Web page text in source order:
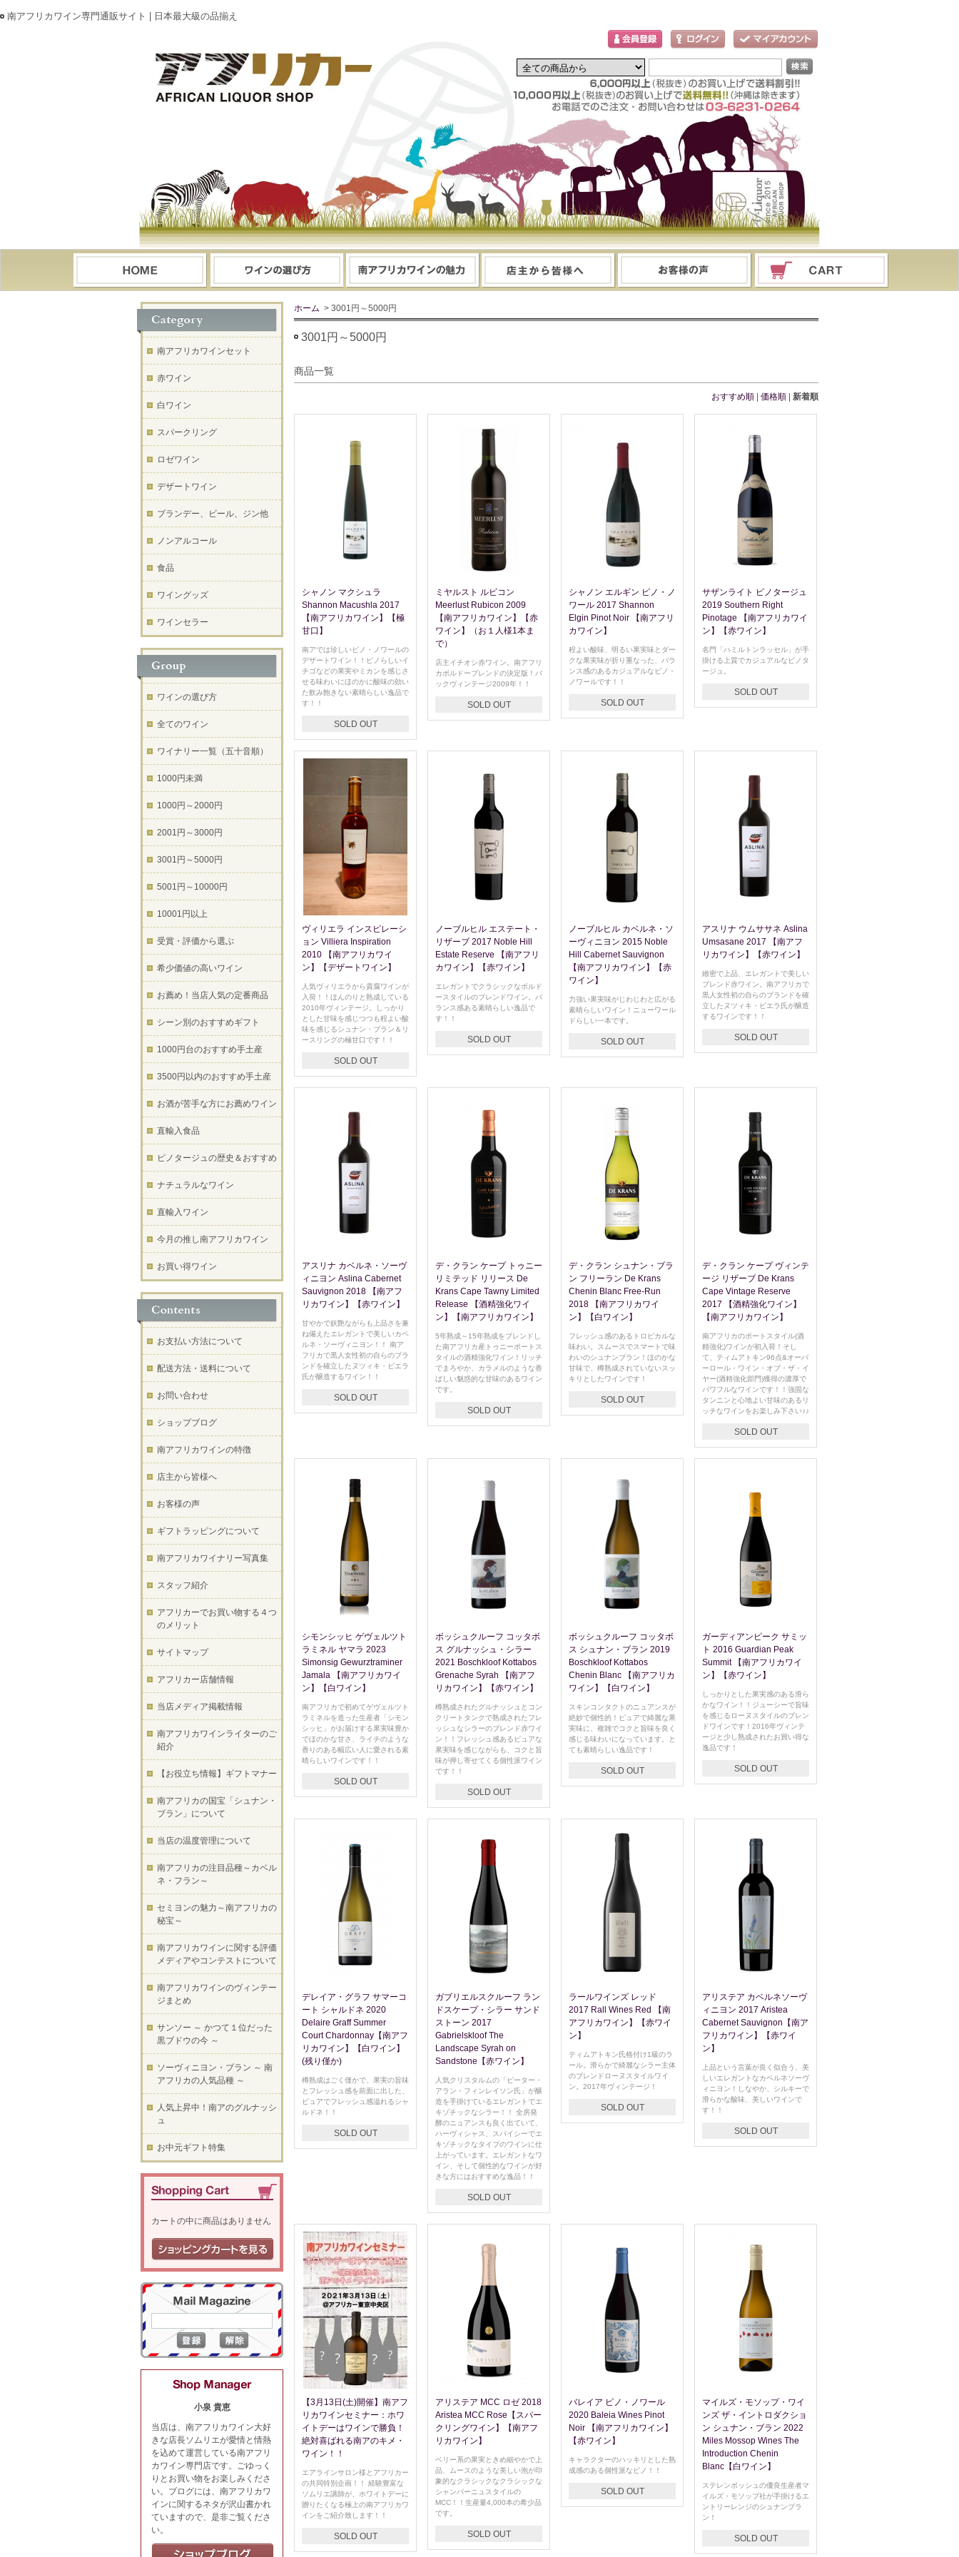
南アフリカワイン専門通販サイト | 日本最大級の品揃え
ホーム > 3001円～5000円
3001円～5000円
商品一覧
おすすめ順 価格順 新着順
シャノン マクシュラ
Shannon Macushla 2017
【南アフリカワイン】【極
甘口】
南アでは珍しいピノ・ノワールの
デザートワイン！！ピノらしいイ
チゴなどの果実やミカンを感じさ
せる味わいにほのかに酸味の効い
た飲み飽きない素晴らしい逸品で
す！！
SOLD OUT
ミヤルスト ルビコン
Meerlust Rubicon 2009
【南アフリカワイン】【赤
ワイン】（お１人様1本ま
で）
店主イチオシ赤ワイン。南アフリ
カボルドーブレンドの決定版！バ
ックヴィンテージ2009年！！
SOLD OUT
シャノン エルギン ピノ・ノ
ワール 2017 Shannon
Elgin Pinot Noir 【南アフリ
カワイン】
程よい酸味、明るい果実味とダー
クな果実味が折り重なった、バラ
ンス感のあるカジュアルなピノ・
ノワールです！！
SOLD OUT
サザンライト ピノタージュ
2019 Southern Right
Pinotage 【南アフリカワイ
ン】【赤ワイン】
名門「ハミルトンラッセル」が手
掛ける上質でカジュアルなピノタ
ージュ。
SOLD OUT
ヴィリエラ インスピレーシ
ョン Villiera Inspiration
2010 【南アフリカワイ
ン】【デザートワイン】
人気ヴィリエラから貴腐ワインが
入荷！！ほんのりと熟成している
2010年ヴィンテージ。しっかり
とした甘味を感じつつも程よい酸
味を感じるシュナン・ブラン＆リ
ースリングの極甘口です！！
SOLD OUT
ノーブルヒル エステート・
リザーブ 2017 Noble Hill
Estate Reserve 【南アフリ
カワイン】【赤ワイン】
エレガントでクラシックなボルド
ースタイルのブレンドワイン。バ
ランス感ある素晴らしい逸品で
す！！
SOLD OUT
ノーブルヒル カベルネ・ソ
ーヴィニヨン 2015 Noble
Hill Cabernet Sauvignon
【南アフリカワイン】【赤
ワイン】
力強い果実味がじわじわと広がる
素晴らしいワイン！ニューワール
ドらしい一本です。
SOLD OUT
アスリナ ウムササネ Aslina
Umsasane 2017 【南アフ
リカワイン】【赤ワイン】
緻密で上品、エレガントで美しい
ブレンド赤ワイン。南アフリカで
黒人女性初の自らのブランドを確
立したヌツィキ・ビエラ氏が醸造
するワインです！！
SOLD OUT
アスリナ カベルネ・ソーヴ
ィニヨン Aslina Cabernet
Sauvignon 2018 【南アフ
リカワイン】【赤ワイン】
甘やかで妖艶ながらも上品さを兼
ね備えたエレガントで美しいカベ
ルネ・ソーヴィニヨン！！ 南ア
フリカで黒人女性初の自らのブラ
ンドを確立したヌツィキ・ビエラ
氏が醸造するワイン！！
SOLD OUT
デ・クラン ケープ トゥニー
リミテッド リリース De
Krans Cape Tawny Limited
Release 【酒精強化ワイ
ン】【南アフリカワイン】
5年熟成～15年熟成をブレンドし
た南アフリカ産トゥニーポートス
タイルの酒精強化ワイン！リッチ
でまろやか、カラメルのような香
ばしい魅惑的な甘味のあるワイン
です。
SOLD OUT
デ・クラン シュナン・ブラ
ン フリーラン De Krans
Chenin Blanc Free-Run
2018 【南アフリカワイ
ン】【白ワイン】
フレッシュ感のあるトロピカルな
味わい。スムースでスマートで味
わいのシュナンブラン！ほのかな
甘味で、樽熟成されていないスッ
キリとしたワインです！
SOLD OUT
デ・クラン ケープ ヴィンテ
ージ リザーブ De Krans
Cape Vintage Reserve
2017 【酒精強化ワイン】
【南アフリカワイン】
南アフリカのポートスタイル(酒
精強化)ワインが初入荷！そし
て、ティムアトキン96点&オーバ
ーロール・ワイン・オブ・ザ・イ
ヤー(酒精強化部門)獲得の濃厚で
パワフルなワインです！！強固な
タンニンと心地よい甘味のあるリ
ッチなワインをお楽しみ下さい♪♪
SOLD OUT
シモンシッヒ ゲヴェルツト
ラミネル ヤマラ 2023
Simonsig Gewurztraminer
Jamala 【南アフリカワイ
ン】【白ワイン】
南アフリカで初めてゲヴェルツト
ラミネルを造った生産者「シモン
シッヒ」がお届けする果実味豊か
でほのかな甘さ、ライチのような
香りのある幅広い人に愛される素
晴らしいワインです！！
SOLD OUT
ボッシュクルーフ コッタボ
ス グルナッシュ・シラー
2021 Boschkloof Kottabos
Grenache Syrah 【南アフ
リカワイン】【赤ワイン】
樽熟成されたグルナッシュとコン
クリートタンクで熟成されたフレ
ッシュなシラーのブレンド赤ワイ
ン！！フレッシュ感あるピュアな
果実味を感じながらも、コクと旨
味が押し寄せてくる個性派ワイン
です！！
SOLD OUT
ボッシュクルーフ コッタボ
ス シュナン・ブラン 2019
Boschkloof Kottabos
Chenin Blanc 【南アフリカ
ワイン】【白ワイン】
スキンコンタクトのニュアンスが
絶妙で個性的！ピュアで綺麗な果
実味に、複雑でコクと旨味を良く
感じる味わいになっています。と
ても素晴らしい逸品です！
SOLD OUT
ガーディアンピーク サミッ
ト 2016 Guardian Peak
Summit 【南アフリカワイ
ン】【赤ワイン】
しっかりとした果実感のある滑ら
かなワイン！！ジューシーで旨味
を感じるローヌスタイルのブレン
ドワインです！2016年ヴィンテ
ージと少し熟成されたお買い得な
逸品です！
SOLD OUT
デレイア・グラフ サマーコ
ート シャルドネ 2020
Delaire Graff Summer
Court Chardonnay【南アフ
リカワイン】【白ワイン】
(残り僅か)
樽熟成はごく僅かで、果実の旨味
とフレッシュ感を前面に出した、
ピュアでフレッシュ感溢れるシャ
ルドネ！！
SOLD OUT
ガブリエルスクルーフ ラン
ドスケープ・シラー サンド
ストーン 2017
Gabrielskloof The
Landscape Syrah on
Sandstone【赤ワイン】
人気クリスタルムの「ピーター・
アラン・フィンレイソン氏」が醸
造を手掛けているエレガントでエ
キゾチックなシラー！！ 全房発
酵のニュアンスも良く出ていて、
ハーヴィシャス、スパイシーでエ
キゾチックなタイプのワインに仕
上がっています。エレガントなワ
イン、そして個性的なワインが好
きな方にはおすすめな逸品！！
SOLD OUT
ラールワインズ レッド
2017 Rall Wines Red 【南
アフリカワイン】【赤ワイ
ン】
ティムアトキン氏格付け1級のラ
ール。滑らかで綺麗なシラー主体
のブレンドローヌスタイルワイ
ン。2017年ヴィンテージ！
SOLD OUT
アリステア カベルネソーヴ
ィニヨン 2017 Aristea
Cabernet Sauvignon【南ア
フリカワイン】【赤ワイ
ン】
上品という言葉が良く似合う、美
しいエレガントなカベルネソーヴ
ィニヨン！しなやか、シルキーで
滑らかな酸味、美しいワインで
す！！
SOLD OUT
【3月13日(土)開催】南アフ
リカワインセミナー：ホワ
イトデーはワインで勝負！
絶対喜ばれる南アのキメ・
ワイン！！
エアラインサロン様とアフリカー
の共同特別企画！！ 経験豊富な
ソムリエ講師が、ホワイトデーに
贈りたくなる極上の南アフリカワ
インをご紹介致します！！
SOLD OUT
アリステア MCC ロゼ 2018
Aristea MCC Rose【スパー
クリングワイン】【南アフ
リカワイン】
ベリー系の果実ときめ細やかで上
品、ムースのような美しい泡が印
象的なクラシックなクラシックな
シャンパーニュスタイルの
MCC！！生産量4,000本の希少品
です。
SOLD OUT
バレイア ピノ・ノワール
2020 Baleia Wines Pinot
Noir 【南アフリカワイン】
【赤ワイン】
キャラクターのハッキリとした熟
成感のある個性派なピノ！！
SOLD OUT
マイルズ・モソップ・ワイ
ンズ ザ・イントロダクショ
ン シュナン・ブラン 2022
Miles Mossop Wines The
Introduction Chenin
Blanc【白ワイン】
ステレンボッシュの優良生産者マ
イルズ・モソップ社が手掛けるエ
ントリーレンジのシュナンブラ
ン！
SOLD OUT
南アフリカワインセット
赤ワイン
白ワイン
スパークリング
ロゼワイン
デザートワイン
ブランデー、ビール、ジン他
ノンアルコール
食品
ワイングッズ
ワインセラー
ワインの選び方
全てのワイン
ワイナリー一覧（五十音順）
1000円未満
1000円～2000円
2001円～3000円
3001円～5000円
5001円～10000円
10001円以上
受賞・評価から選ぶ
希少価値の高いワイン
お薦め！当店人気の定番商品
シーン別のおすすめギフト
1000円台のおすすめ手土産
3500円以内のおすすめ手土産
お酒が苦手な方にお薦めワイン
直輸入食品
ピノタージュの歴史＆おすすめ
ナチュラルなワイン
直輸入ワイン
今月の推し南アフリカワイン
お買い得ワイン
お支払い方法について
配送方法・送料について
お問い合わせ
ショップブログ
南アフリカワインの特徴
店主から皆様へ
お客様の声
ギフトラッピングについて
南アフリカワイナリー写真集
スタッフ紹介
アフリカーでお買い物する４つ
のメリット
サイトマップ
アフリカー店舗情報
当店メディア掲載情報
南アフリカワインライターのご
紹介
【お役立ち情報】ギフトマナー
南アフリカの国宝「シュナン・
ブラン」について
当店の温度管理について
南アフリカの注目品種～カベル
ネ・フラン～
セミヨンの魅力～南アフリカの
秘宝～
南アフリカワインに関する評価
メディアやコンテストについて
南アフリカワインのヴィンテー
ジまとめ
サンソー ～ かつて１位だった
黒ブドウの今 ～
ソーヴィニヨン・ブラン ～ 南
アフリカの人気品種 ～
人気上昇中！南アのグルナッシ
ュ
お中元ギフト特集
カートの中に商品はありません
小泉 貴恵
当店は、南アフリカワイン大好
きな店長ソムリエが愛情と情熱
を込めて運営している南アフリ
カワイン専門店です。ごゆっく
りとお買い物をお楽しみくださ
い。ブログには、南アフリカワ
インに関するネタが沢山書かれ
ていますので、是非ご覧くださ
い。